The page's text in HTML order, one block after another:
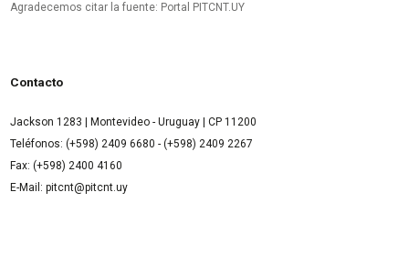
Agradecemos citar la fuente: Portal PITCNT.UY
Contacto
Jackson 1283 | Montevideo - Uruguay | CP 11200
Teléfonos: (+598) 2409 6680 - (+598) 2409 2267
Fax: (+598) 2400 4160
E-Mail: pitcnt@pitcnt.uy